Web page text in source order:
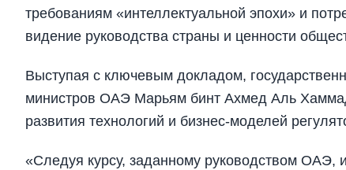
требованиям «интеллектуальной эпохи» и
видение руководства страны и ценности
Выступая с ключевым докладом,
министров ОАЭ Марьям бинт Ахмед Аль
развития технологий и бизнес-моделей
«Следуя курсу, заданному руководством ОАЭ,